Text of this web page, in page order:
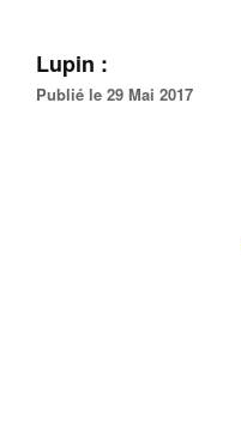
Lupin :
Publié le 29 Mai 2017